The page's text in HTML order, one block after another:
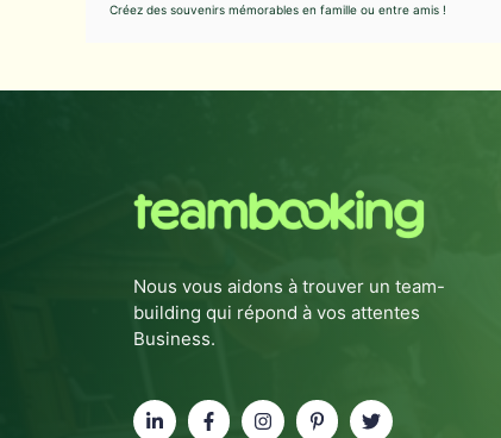
Créez des souvenirs mémorables en famille ou entre amis !
Nous vous aidons à trouver un team-
building qui répond à vos attentes
Business.